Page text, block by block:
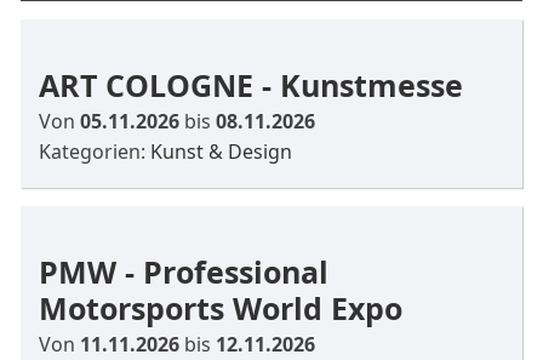
ART COLOGNE - Kunstmesse
Von05.11.2026 bis08.11.2026
Kategorien: Kunst & Design
PMW - Professional
Motorsports World Expo
Von 11.11.2026 bis 12.11.2026